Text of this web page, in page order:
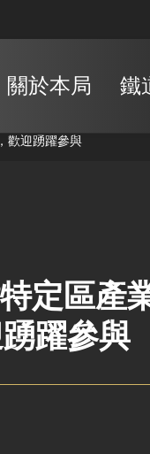
關於本局 鐵
歡迎踴躍參與
定區
躍參與